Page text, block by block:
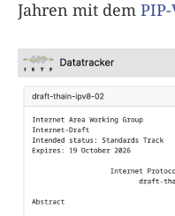
Jahren mit dem